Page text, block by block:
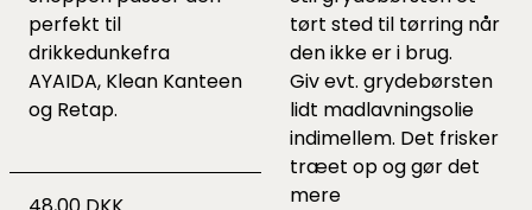
perfekt til
drikkedunkefra
AYAIDA, Klean Kanteen
og Retap.
tørt sted til tørring når
den ikke er i brug.
Giv evt. grydebørsten
lidt madlavningsolie
indimellem. Det frisker
træet op og gør det
mere